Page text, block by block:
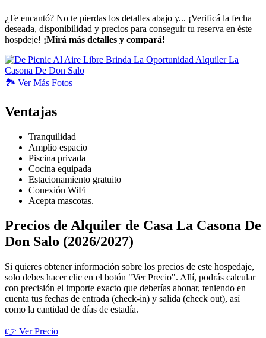
¿Te encantó? No te pierdas los detalles abajo y... ¡Verificá la fecha
deseada, disponibilidad y precios para conseguir tu reserva en éste
hospdeje! ¡Mirá más detalles y compará!
🏞️ VerMás Fotos
Ventajas
Tranquilidad
Amplio espacio
Piscina privada
Cocina equipada
Estacionamiento gratuito
Conexión WiFi
Acepta mascotas.
Precios de Alquiler de Casa La Casona De
Don Salo (2026/2027)
Si quieres obtener información sobre los precios de este hospedaje,
solo debes hacer clic en el botón "Ver Precio". Allí, podrás calcular
con precisión el importe exacto que deberías abonar, teniendo en
cuenta tus fechas de entrada (check-in) y salida (check out), así
como la cantidad de días de estadía.
👉 Ver Precio